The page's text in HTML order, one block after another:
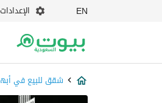
EN الإعدادات
شقق للبيع في